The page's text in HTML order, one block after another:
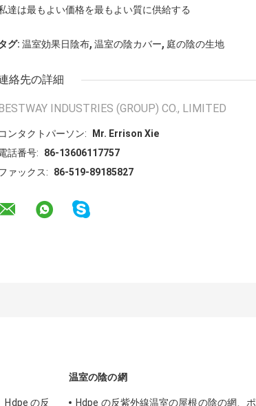
達は最もよい価格を最もよい質に供給する
グ: 温室効果日陰布, 温室の陰カバー, 庭の陰の生地
絡先の詳細
BESTWAY INDUSTRIES (GROUP) CO., LIMITED
コンタクトパーソン:
Mr. Errison Xie
話番号:
86-13606117757
ァックス:
86-519-89185827
Hdpe の反
温室の陰の網
Hdpe の反紫外線温室の屋根の陰の網、ポ